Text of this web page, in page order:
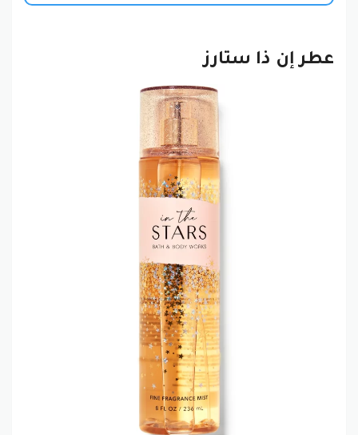
عطر إن ذا ستارز